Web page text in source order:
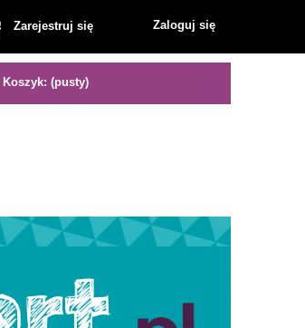
Zarejestruj się Zaloguj się
Koszyk: (pusty)